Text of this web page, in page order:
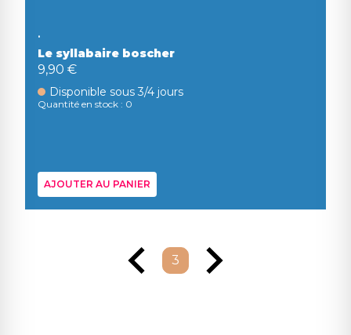
.
Le syllabaire boscher
9,90 €
Disponible sous 3/4 jours
Quantité en stock : 0
AJOUTER AU PANIER
3